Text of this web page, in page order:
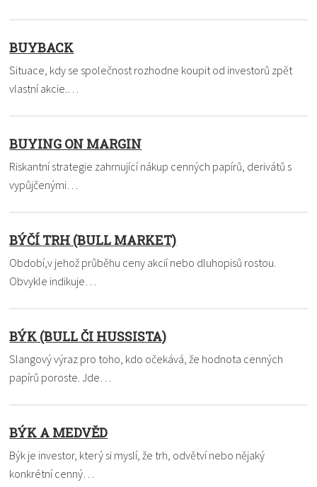
BUYBACK
Situace, kdy se společnost rozhodne koupit od investorů zpět
vlastní akcie.…
BUYING ON MARGIN
Riskantní strategie zahrnující nákup cenných papírů, derivátů s
vypůjčenými…
BÝČÍ TRH (BULL MARKET)
Období,v jehož průběhu ceny akcií nebo dluhopisů rostou.
Obvykle indikuje…
BÝK (BULL ČI HUSSISTA)
Slangový výraz pro toho, kdo očekává, že hodnota cenných
papírů poroste. Jde…
BÝK A MEDVĚD
Býk je investor, který si myslí, že trh, odvětví nebo nějaký
konkrétní cenný…